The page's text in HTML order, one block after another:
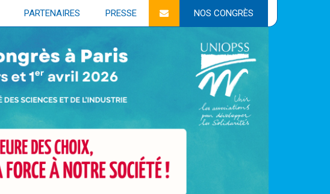
PARTENAIRES PRESSE NOS CONGRÈS